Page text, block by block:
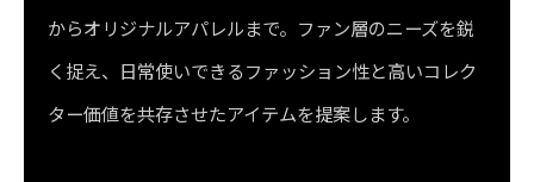
からオリジナルアパレルまで。ファン層のニーズを鋭
く捉え、日常使いできるファッション性と高いコレク
ター価値を共存させたアイテムを提案します。